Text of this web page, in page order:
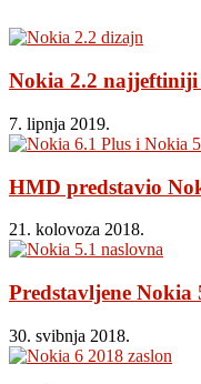
Nokia 2.2
7. lipnja 2019.
HMD predstavio
21. kolovoza 2018.
Predstavljene Nokia
30. svibnja 2018.